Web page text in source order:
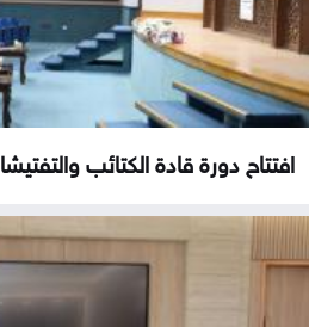
افتتاح دورة قادة الكتائب